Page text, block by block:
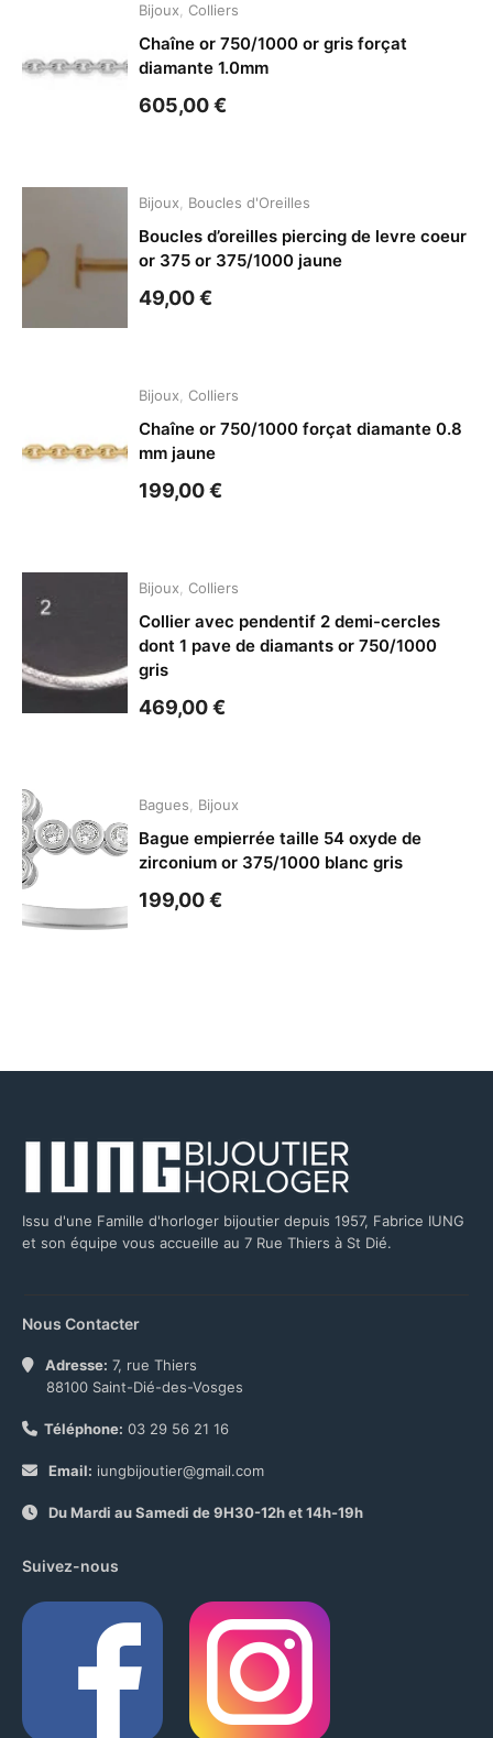
Bijoux Colliers
Chaîne or 750/1000 or gris forçat
diamante 1.0mm
605,00€
Bijoux Boucles d'Oreilles
Boucles d’oreilles piercing de levre coeur
or 375 or 375/1000 jaune
49,00€
Bijoux Colliers
Chaîne or 750/1000 forçat diamante 0.8
mm jaune
199,00€
Bijoux Colliers
Collier avec pendentif 2 demi-cercles
dont 1 pave de diamants or 750/1000
gris
469,00€
Bagues Bijoux
Bague empierrée taille 54 oxyde de
zirconium or 375/1000 blanc gris
199,00€
Issu d'une Famille d'horloger bijoutier depuis 1957, Fabrice IUNG
et son équipe vous accueille au 7 Rue Thiers à St Dié.
Nous Contacter
Adresse: 7, rue Thiers
88100 Saint-Dié-des-Vosges
Téléphone: 03 29 56 21 16
Email: iungbijoutier@gmail.com
Du Mardi au Samedi de 9H30-12h et 14h-19h
Suivez-nous